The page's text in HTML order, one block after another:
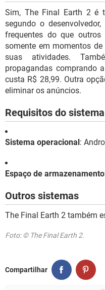
Sim, The Final Earth 2 é
segundo o
frequentes do que
somente em momentos
suas atividades.
propagandas comprando
custa R$ 28,99. Outra
eliminar os anúncios.
Requisitos do sistema
Sistema operacional:
Espaço de armazenamento
Outros sistemas
The Final Earth 2 também
Foto: © The Final Earth 2.
Compartilhar